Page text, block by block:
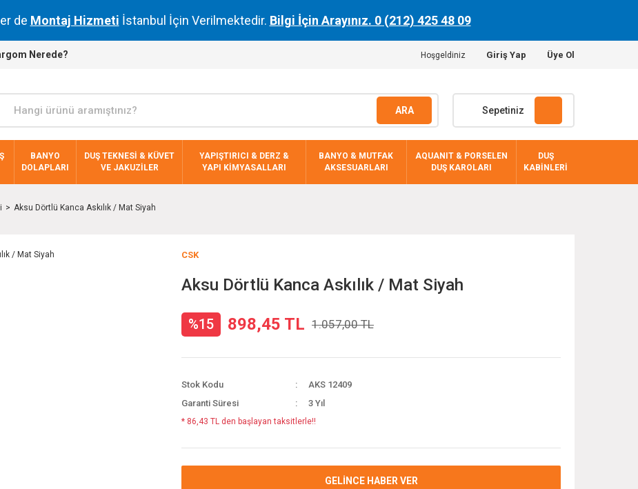
de Montaj Hizmeti İstanbul İçin Verilmektedir. Bilgi İçin Arayınız. 0 (212) 425 48 09
Nerede? Hoşgeldiniz Giriş Yap Üye Ol
ARA Sepetiniz
BANYO
DOLAPLARI
DUŞ TEKNESİ & KÜVET
VE JAKUZİLER
YAPIŞTIRICI & DERZ &
YAPI KİMYASALLARI
BANYO & MUTFAK
AKSESUARLARI
AQUANIT & PORSELEN
DUŞ KAROLARI
DUŞ
KABİNLERİ
Aksu Dörtlü Kanca Askılık / Mat Siyah
CSK
Aksu Dörtlü Kanca Askılık / Mat Siyah
%15 898,45 TL 1.057,00 TL
Stok Kodu
AKS 12409
Garanti Süresi
3 Yıl
* 86,43 TL den başlayan taksitlerle!!
GELİNCE HABER VER